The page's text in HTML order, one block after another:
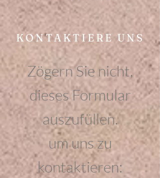
KONTAKTIERE UNS
Zögern Sie nicht,
dieses Formular
auszufüllen.
um uns zu
kontaktieren: